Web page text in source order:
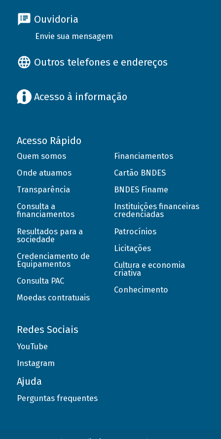
Ouvidoria
Envie sua mensagem
Outros telefones e endereços
Acesso à informação
Acesso Rápido
Quem somos
Onde atuamos
Transparência
Consulta a
financiamentos
Resultados para a
sociedade
Credenciamento de
Equipamentos
Consulta PAC
Moedas contratuais
Financiamentos
Cartão BNDES
BNDES Finame
Instituições financeiras
credenciadas
Patrocínios
Licitações
Cultura e economia
criativa
Conhecimento
Redes Sociais
YouTube
Instagram
Ajuda
Perguntas frequentes